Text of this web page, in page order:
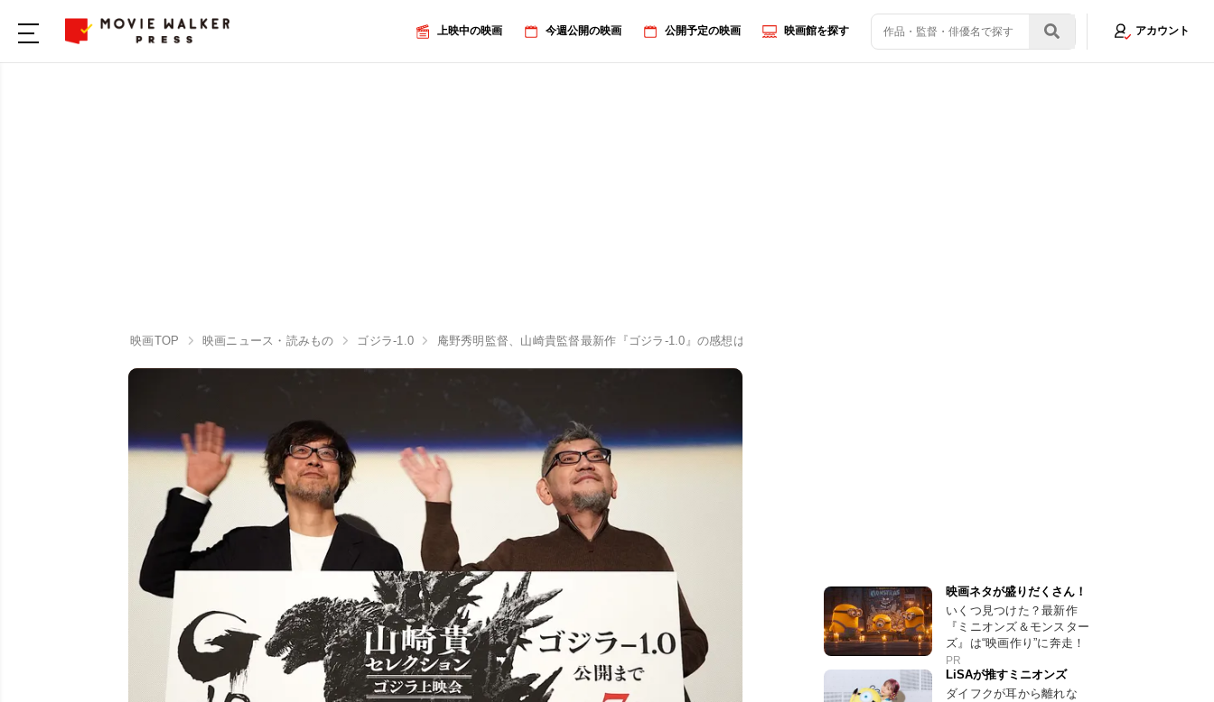
上映中の映画 今週公開の映画 公開予定の映画 映画館を探す アカウント
映画TOP 映画ニュース・読みもの ゴジラ-1.0 庵野秀明監督、山崎貴監督最新作『ゴジラ-1.0』の感想は？「本当によかった。これで『ゴジラ』は続くから大丈夫」と笑顔！
映画ネタが盛りだくさん！
いくつ見つけた？最新作
『ミニオンズ＆モンスター
ズ』は“映画作り”に奔走！
PR
LiSAが推すミニオンズ
ダイフクが耳から離れな